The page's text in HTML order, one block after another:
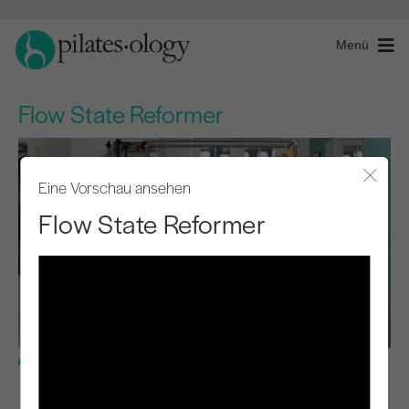
Menü
Flow State Reformer
Eine Vorschau ansehen
Flow State Reformer